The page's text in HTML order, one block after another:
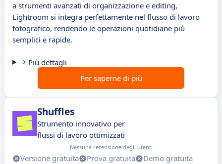
a strumenti avanzati di organizzazione e editing,
Lightroom si integra perfettamente nel flusso di lavoro
fotografico, rendendo le operazioni quotidiane più
semplici e rapide.
Più dettagli
Per saperne di più
Shuffles
Strumento innovativo per
flussi di lavoro ottimizzati
Nessuna recensione degli utenti
Versione gratuita Prova gratuita
Demo gratuita